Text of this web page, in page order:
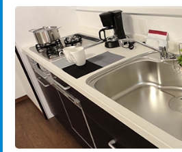
給水管工事※（バンド止め)
給水管工事※（支持金具設置)
給水管工事※（保温材使用（バンド止
め込み）)
給水管工事※（土の掘削・埋め戻し作
追加トーラー機使用/3m超え
カメラ調査
桝清掃
止水・漏水調査・防水処理・清掃・修
理・調整・分解・加工など（軽作業）
止水・漏水調査・防水処理・清掃・修